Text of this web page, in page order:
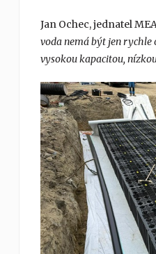
Jan Ochec, jednatel
voda nemá být jen rychle
vysokou kapacitou,